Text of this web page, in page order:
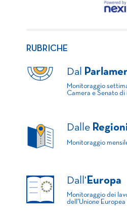
RUBRICHE
Dal
Monitoraggio
Camera e Senato
Dalle
Monitoraggio
Dall' Europa
Monitoraggio dei
dell'Unione